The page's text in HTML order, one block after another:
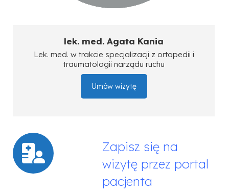
lek. med. Agata Kania
Lek. med. w trakcie specjalizacji z ortopedii i
traumatologii narządu ruchu
Umów wizytę
Zapisz się na
wizytę przez portal
pacjenta